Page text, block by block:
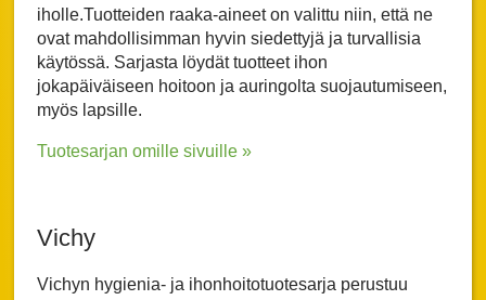
iholle.Tuotteiden raaka-aineet on valittu niin, että ne
ovat mahdollisimman hyvin siedettyjä ja turvallisia
käytössä. Sarjasta löydät tuotteet ihon
jokapäiväiseen hoitoon ja auringolta suojautumiseen,
myös lapsille.
Tuotesarjan omille sivuille »
Vichy
Vichyn hygienia- ja ihonhoitotuotesarja perustuu